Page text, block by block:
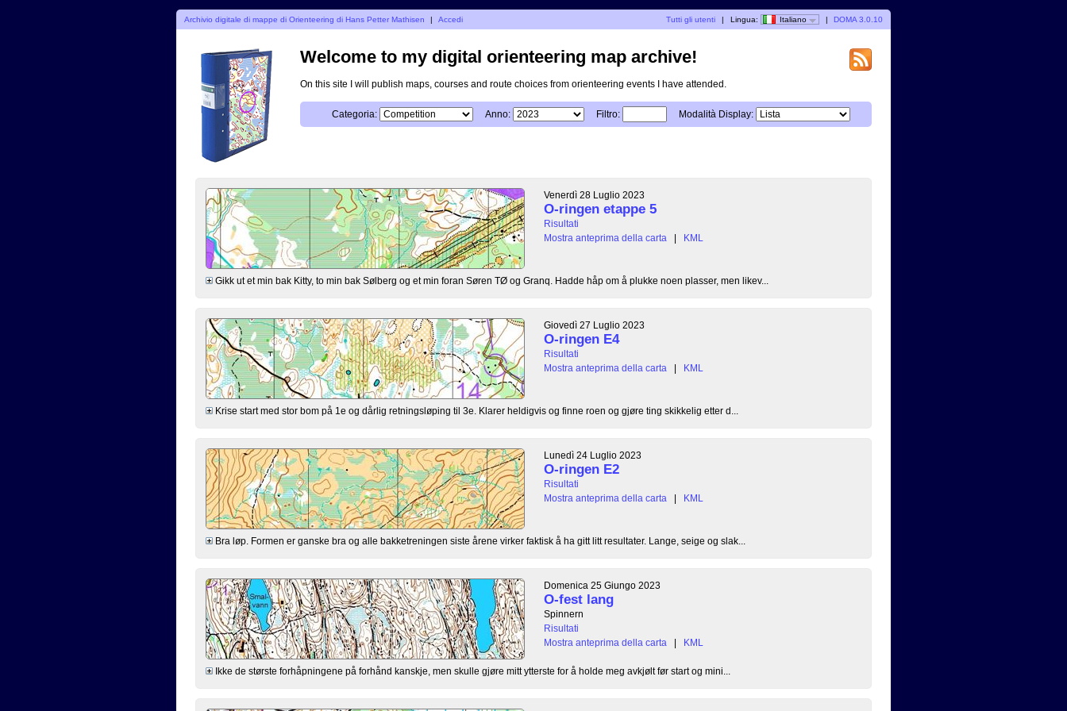
Archivio digitale di mappe di Orienteering di Hans Petter Mathisen | Accedi Tutti gli utenti | Lingua: Italiano | DOMA 3.0.10
Welcome to my digital orienteering map archive!
On this site I will publish maps, courses and route choices from orienteering events I have attended.
Categoria: Anno: Filtro: Modalità Display:
Venerdì 28 Luglio 2023
O-ringen etappe 5
Risultati
Mostra anteprima della carta
| KML
Gikk ut et min bak Kitty, to min bak Sølberg og et min foran Søren TØ og Granq. Hadde håp om å plukke noen plasser, men likev...
Giovedì 27 Luglio 2023
O-ringen E4
Risultati
Mostra anteprima della carta
| KML
Krise start med stor bom på 1e og dårlig retningsløping til 3e. Klarer heldigvis og finne roen og gjøre ting skikkelig etter d...
Lunedì 24 Luglio 2023
O-ringen E2
Risultati
Mostra anteprima della carta
| KML
Bra løp. Formen er ganske bra og alle bakketreningen siste årene virker faktisk å ha gitt litt resultater. Lange, seige og slak...
Domenica 25 Giungo 2023
O-fest lang
Spinnern
Risultati
Mostra anteprima della carta
| KML
Ikke de største forhåpningene på forhånd kanskje, men skulle gjøre mitt ytterste for å holde meg avkjølt før start og mini...